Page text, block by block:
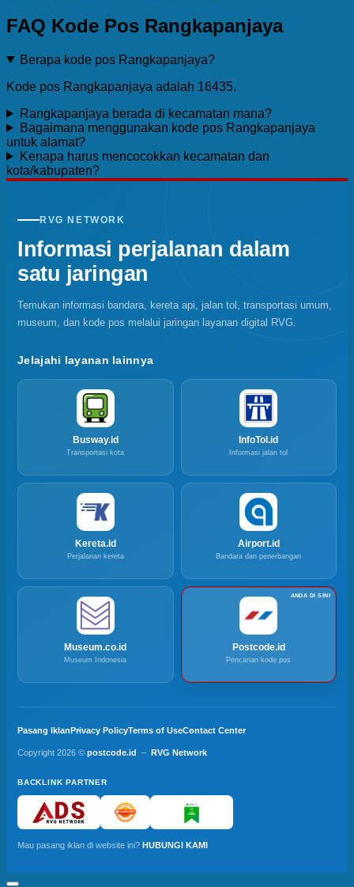
FAQ Kode Pos Rangkapanjaya
Berapa kode pos Rangkapanjaya?
Kode pos Rangkapanjaya adalah 16435.
Rangkapanjaya berada di kecamatan mana?
Bagaimana menggunakan kode pos Rangkapanjaya
untuk alamat?
Kenapa harus mencocokkan kecamatan dan
kota/kabupaten?
RVG NETWORK
Informasi perjalanan dalam
satu jaringan
Temukan informasi bandara, kereta api, jalan tol, transportasi umum,
museum, dan kode pos melalui jaringan layanan digital RVG.
Jelajahi layanan lainnya
Busway.id
Transportasi kota
InfoTol.id
Informasi jalan tol
Kereta.id
Perjalanan kereta
Airport.id
Bandara dan penerbangan
Museum.co.id
Museum Indonesia
Postcode.id
Pencarian kode pos
Pasang IklanPrivacy PolicyTerms of UseContact Center
Copyright 2026 © postcode.id – RVG Network
BACKLINK PARTNER
Mau pasang iklan di website ini? HUBUNGI KAMI